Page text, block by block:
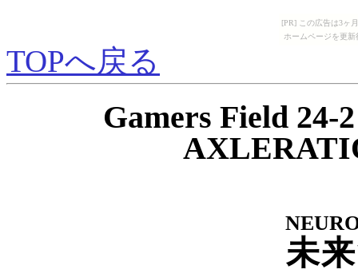
[PR] この広告は3ヶ
ホームページを更
TOPへ戻る
Gamers Field
未